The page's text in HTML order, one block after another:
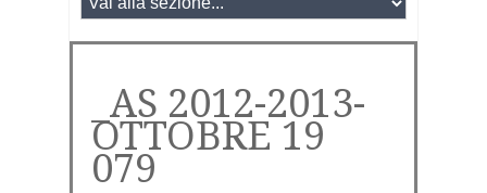
_AS 2012-2013-
OTTOBRE 19
079